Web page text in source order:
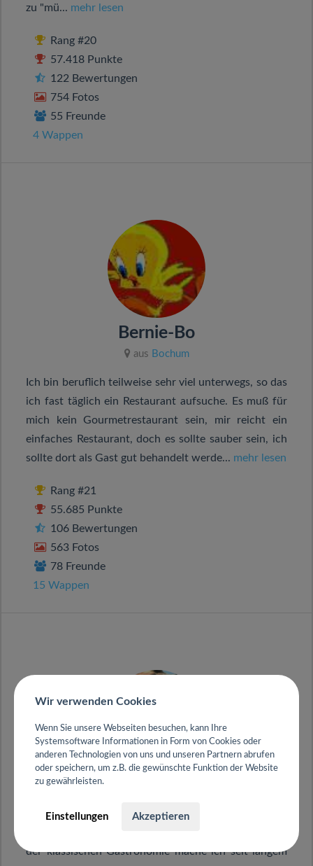
zu "mü... mehr lesen
Rang #20
57.418 Punkte
122 Bewertungen
754 Fotos
55 Freunde
4 Wappen
Bernie-Bo
aus Bochum
Ich bin beruflich teilweise sehr viel unterwegs, so das
ich fast täglich ein Restaurant aufsuche. Es muß für
mich kein Gourmetrestaurant sein, mir reicht ein
einfaches Restaurant, doch es sollte sauber sein, ich
sollte dort als Gast gut behandelt werde... mehr lesen
Rang #21
55.685 Punkte
106 Bewertungen
563 Fotos
78 Freunde
15 Wappen
Howpromotion
der klassischen Gastronomie mache ich seit langem
Wir verwenden Cookies
Wenn Sie unsere Webseiten besuchen, kann Ihre
Systemsoftware Informationen in Form von Cookies oder
anderen Technologien von uns und unseren Partnern abrufen
oder speichern, um z.B. die gewünschte Funktion der Website
zu gewährleisten.
Einstellungen Akzeptieren